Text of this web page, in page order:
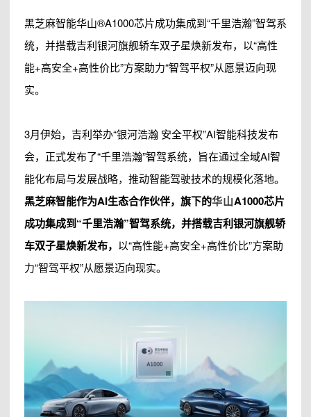
黑芝麻智能华山®A1000芯片成功集成到“千里浩瀚”智驾系
统，并搭载吉利银河旗舰轿车双子星焕新发布，以“高性
能+高安全+高性价比”方案助力“智驾平权”从愿景迈向现
实。
3月伊始，吉利举办“银河浩瀚 安全平权”AI智能科技发布
会，正式发布了“千里浩瀚”智驾系统，旨在通过全域AI智
能化布局与发展战略，推动智能驾驶技术的规模化落地。
黑芝麻智能作为AI生态合作伙伴，旗下的华山A1000芯片
成功集成到“千里浩瀚”智驾系统，并搭载吉利银河旗舰轿
车双子星焕新发布， 以“高性能+高安全+高性价比”方案助
力“智驾平权”从愿景迈向现实。